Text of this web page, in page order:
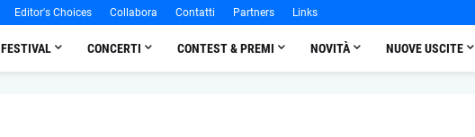
Editor's Choices Collabora Contatti Partners Links
FESTIVAL CONCERTI CONTEST & PREMI NOVITÀ NUOVE USCITE